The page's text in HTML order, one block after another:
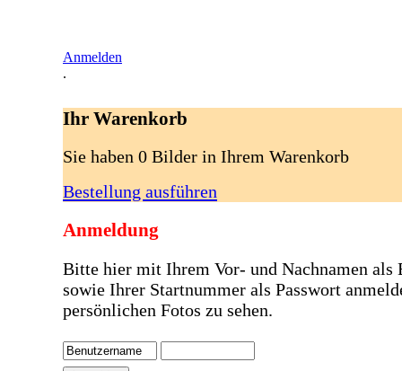
Anmelden
.
Ihr Warenkorb
Sie haben 0 Bilder in Ihrem Warenkorb
Bestellung ausführen
Anmeldung
Bitte hier mit Ihrem Vor- und Nachnamen als
sowie Ihrer Startnummer als Passwort
persönlichen Fotos zu sehen.